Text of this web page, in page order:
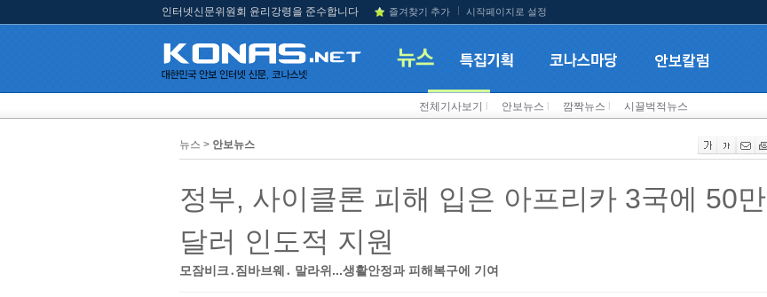
인터넷신문위원회 윤리강령을 준수합니다 즐겨찾기 추가 시작페이지로 설정
전체기사보기 안보뉴스 깜짝뉴스 시끌벅적뉴스
뉴스 > 안보뉴스
정부, 사이클론 피해 입은 아프리카 3국에 50만
달러 인도적 지원
모잠비크․짐바브웨․ 말라위...생활안정과 피해복구에 기여